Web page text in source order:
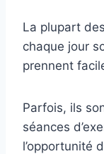
La plupart
chaque jour
prennent
Parfois, ils
séances
l’opportunité